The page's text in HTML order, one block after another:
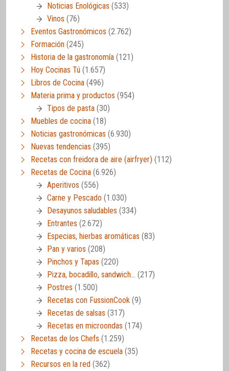
Noticias Enológicas (533)
Vinos (76)
Eventos Gastronómicos (2.762)
Formación (245)
Historia de la gastronomía (121)
Hoy Cocinas Tú (1.657)
Libros de Cocina (496)
Materia prima y productos (954)
Tipos de pasta (30)
Muebles de cocina (18)
Noticias gastronómicas (6.930)
Nuevas tendencias (395)
Recetas con freidora de aire (airfryer) (112)
Recetas de Cocina (6.926)
Aperitivos (556)
Carne y Pescado (1.030)
Desayunos saludables (334)
Entrantes (2.672)
Especias, hierbas aromáticas (83)
Pan y varios (208)
Pinchos y Tapas (220)
Pizza, bocadillo, sandwich… (217)
Postres (1.500)
Recetas con FussionCook (9)
Recetas de salsas (317)
Recetas en microondas (174)
Recetas de los Chefs (1.259)
Recetas y cocina de escuela (35)
Recursos en la red (362)